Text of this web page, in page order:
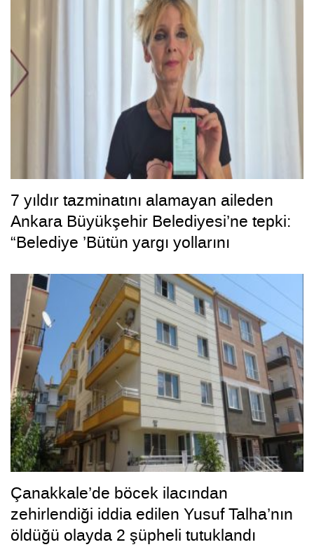
7 yıldır tazminatını alamayan aileden
Ankara Büyükşehir Belediyesi’ne tepki:
“Belediye ’Bütün yargı yollarını
Çanakkale’de böcek ilacından
zehirlendiği iddia edilen Yusuf Talha’nın
öldüğü olayda 2 şüpheli tutuklandı